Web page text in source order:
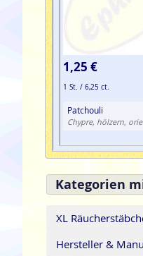
1,25 €
1 St. / 6,25 ct.
Patchouli
Chypre, hölzern,
Kategorien
XL
Hersteller &